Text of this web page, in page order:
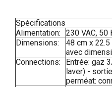
Spécifications
Alimentation:
230 VAC, 50
Dimensions:
48 cm x
avec
Connections:
Entrée: gaz
laver) -
perméat: